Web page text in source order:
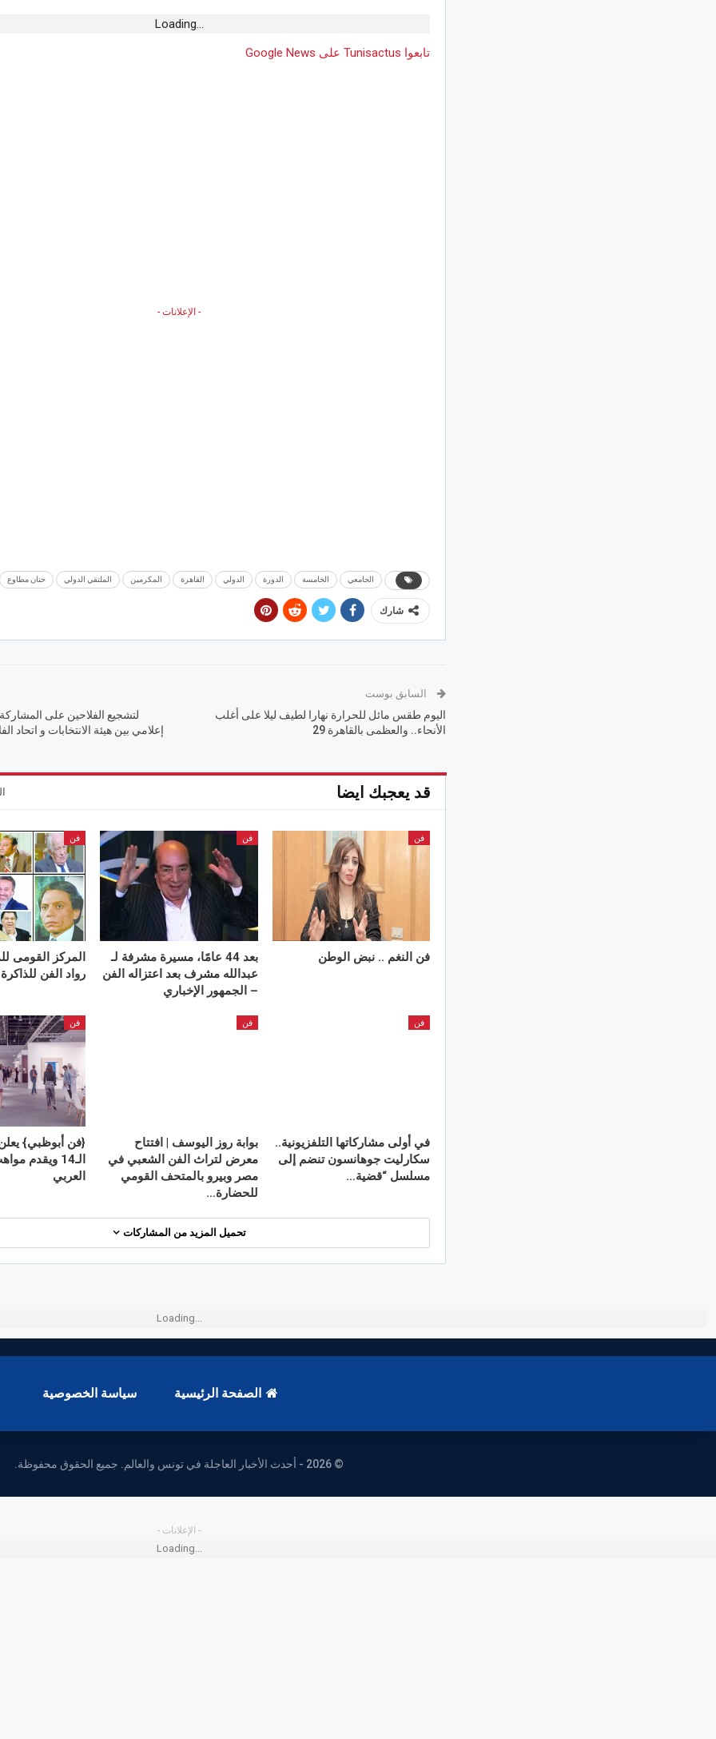
Loading...
تابعوا Tunisactus على Google News
- الإعلانات -
الجامعي الخامسة الدورة الدولي القاهرة المكرمين الملتقي الدولي حنان مطاوع
شارك
السابق بوست
اليوم طقس مائل للحرارة نهارا لطيف ليلا على أغلب
الأنحاء.. والعظمى بالقاهرة 29
لتشجيع الفلاحين على
إعلامي بين هيئة الانتخابات و اتحاد
قد يعجبك ايضا
فن
فن النغم .. نبض الوطن
فن
بعد 44 عامًا، مسيرة مشرفة لـ
عبدالله مشرف بعد اعتزاله الفن
– الجمهور الإخباري
فن
المركز القومى
رواد الفن للذاكرة
فن
في أولى مشاركاتها التلفزيونية..
سكارليت جوهانسون تنضم إلى
مسلسل “قضية…
فن
بوابة روز اليوسف | افتتاح
معرض لتراث الفن الشعبي في
مصر وبيرو بالمتحف القومي
للحضارة…
فن
{فن أبوظبي}
الـ14 ويقدم
العربي
تحميل المزيد من المشاركات
Loading...
الصفحة الرئيسية سياسة الخصوصية
© 2026 - أحدث الأخبار العاجلة في تونس والعالم. جميع الحقوق محفوظة.
- الإعلانات -
Loading...